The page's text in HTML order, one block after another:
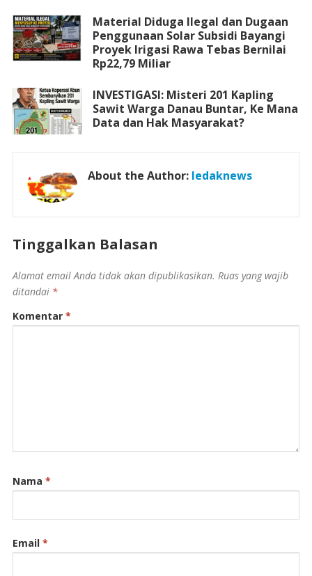
Material Diduga Ilegal dan Dugaan
Penggunaan Solar Subsidi Bayangi
Proyek Irigasi Rawa Tebas Bernilai
Rp22,79 Miliar
INVESTIGASI: Misteri 201 Kapling
Sawit Warga Danau Buntar, Ke Mana
Data dan Hak Masyarakat?
About the Author: ledaknews
Tinggalkan Balasan
Alamat email Anda tidak akan dipublikasikan. Ruas yang wajib
ditandai *
Komentar *
Nama *
Email *